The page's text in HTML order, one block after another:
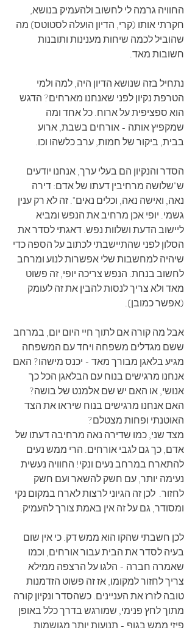
החוויה גרמה לי לחשוב ולהעמיק בנושא,
חקרתי אותו (קרי, הדיון הועלה לסטוטס) מה
שהוביל לכמה שיחות מענינות ותובנות
חשובות מאד.
נתחיל בזה שנושא הדיון היה, למה ולמי
הטרפת נקיון לפני שאנחנו מארחים? הדגש
הוא ספציפית על ארוח. כל אחד ומה
שמקפיץ אותה - אורחים בשבת, ארוע
בבית, ביקור של חמות, ערב כלשהו וכו.
הסדר והנקיון הם בעלי ערך, אנחנו יודעים
ש"שלושה מרחיבין דעתו של אדם: דירה
נאה, ואישה נאה, וכלים נאים". זה לא רק ענין
גשמי. יופי אכן מרחיב את הנפש ומביא
ליישוב הדעת ושלוות נפש. דאגתי לסדר את
הסלון לפני שהתיישבתי לכתוב על הספה כדי
שיהיה למחשבות שלי אפשרות לנוע ומרחב
לחשוב בנחת. הנפש צריכה יופי, זה פשוט
מאד ולא צריך לנסות להבין את זה לעומק
(אפשר כמובן).
אבל מה קורה אם לתוך חיי היום יום, במרחב
ששם מגדלים משפחה ויחד עם המשפחה
מגיע בלאגן מבורך מאד - יכנס מישהו? האם
אנחנו מרגישים בנוח עם הבלאגן הכל כך
אנושי, או האם יש שם אלמנט של בושה?
האם אנחנו מרגישים בנוח שיראו את הצד
האוטנתי ופחות מצטלם?
מצד שני, כמו שדירה נאה מרחיבה דעתו של
אדם, כך גם לגבי אורחים. הרי ממש נעים
להתארח במרחב נעים ונקי! החוויה נעשית
נעימה יותר, עם חשק להשאר ועם חשק
לחזור.  לכן זה הגיוני לרצות לארח במקום נקי
ומסודר, גם על זה אין באמת צורך להעמיק.
לכן חשבתי שהקו הוא ממש דק. כי אין שום
בעיה לסדר את הבית עבור אורחים, וכמו
שאמרה חברה - הלגו על הרצפה ממילא
צריך לחזור למקומו, אז זה פשוט הזדמנות
טובה לזרז את העניינים. כשהסדר ונקיון קורה
מתוך לחץ פנימי, שמורגש בדרך כלל באופן